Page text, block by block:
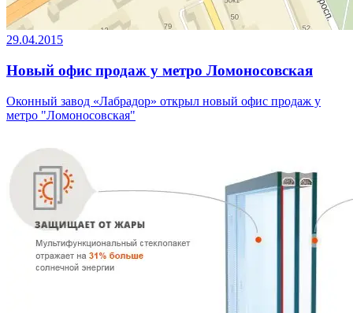
29.04.2015
Новый офис продаж у метро Ломоносовская
Оконный завод «Лабрадор» открыл новый офис продаж у
метро "Ломоносовская"